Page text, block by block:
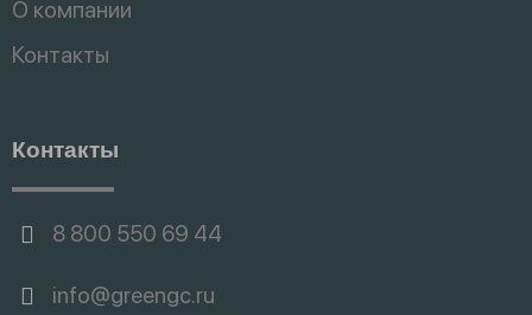
О компании
Контакты
Контакты
8 800 550 69 44
info@greengc.ru